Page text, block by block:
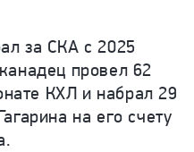
за СКА с 2025
провел 62
КХЛ и набрал 29
на его счету